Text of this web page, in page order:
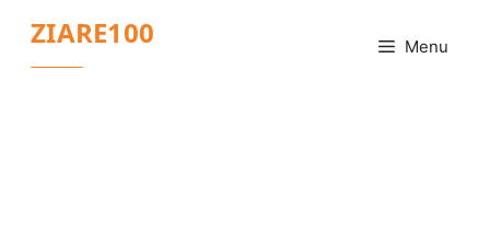
conținut
ZIARE100 Menu